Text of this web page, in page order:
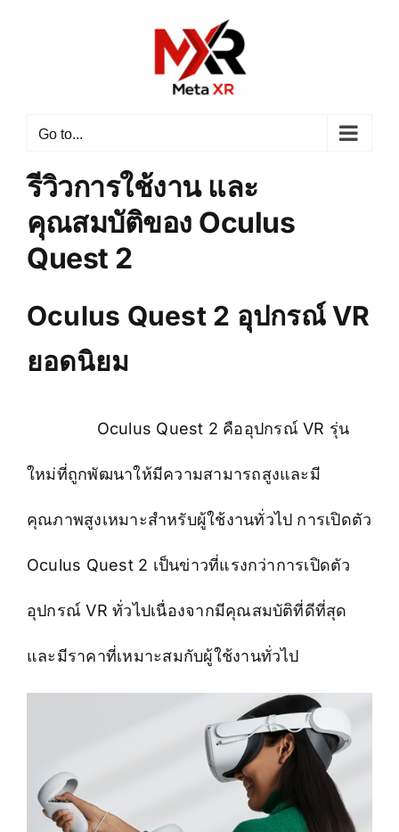
Go to...
รีวิวการใช้งาน และ
คุณสมบัติของ Oculus
Quest 2
Oculus Quest 2 อุปกรณ์ VR
ยอดนิยม
Oculus Quest 2 คืออุปกรณ์ VR รุ่น
ใหม่ที่ถูกพัฒนาให้มีความสามารถสูงและมี
คุณภาพสูงเหมาะสำหรับผู้ใช้งานทั่วไป การเปิดตัว
Oculus Quest 2 เป็นข่าวที่แรงกว่าการเปิดตัว
อุปกรณ์ VR ทั่วไปเนื่องจากมีคุณสมบัติที่ดีที่สุด
และมีราคาที่เหมาะสมกับผู้ใช้งานทั่วไป